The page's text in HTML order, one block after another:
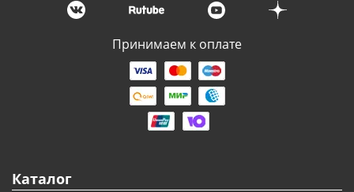
Принимаем к оплате
Каталог